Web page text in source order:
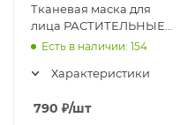
Тканевая маска для
лица РАСТИТЕЛЬНЫЕ
ЭКСТРАКТЫ Original
Mask, 5 шт * 23 мл
Есть в наличии: 154
Характеристики
790 ₽/шт